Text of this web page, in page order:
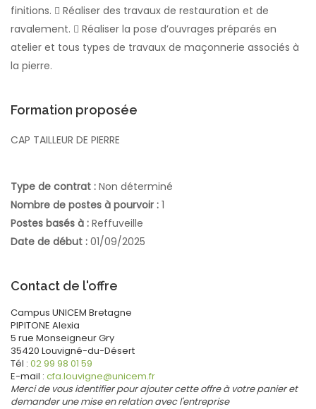
finitions.  Réaliser des travaux de restauration et de
ravalement.  Réaliser la pose d’ouvrages préparés en
atelier et tous types de travaux de maçonnerie associés à
la pierre.
Formation proposée
CAP TAILLEUR DE PIERRE
Type de contrat : Non déterminé
Nombre de postes à pourvoir : 1
Postes basés à : Reffuveille
Date de début : 01/09/2025
Contact de l'offre
Campus UNICEM Bretagne
PIPITONE Alexia
5 rue Monseigneur Gry
35420 Louvigné-du-Désert
Tél : 02 99 98 01 59
E-mail : cfa.louvigne@unicem.fr
Merci de vous identifier pour ajouter cette offre à votre panier et
demander une mise en relation avec l'entreprise